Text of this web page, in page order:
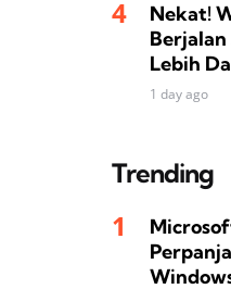
Nekat!
Berjalan
Lebih
1 day ago
Trending